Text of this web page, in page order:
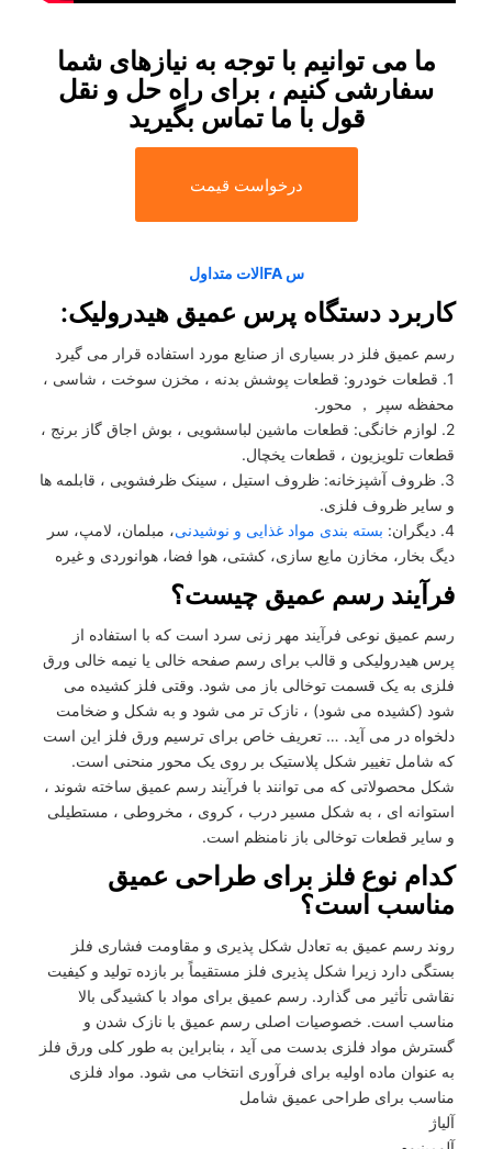
ما می توانیم با توجه به نیازهای شما
سفارشی کنیم ، برای راه حل و نقل
قول با ما تماس بگیرید
درخواست قیمت
س FAالات متداول
کاربرد دستگاه پرس عمیق هیدرولیک:
رسم عمیق فلز در بسیاری از صنایع مورد استفاده قرار می گیرد
1. قطعات خودرو: قطعات پوشش بدنه ، مخزن سوخت ، شاسی ،
محفظه سپر ， محور.
2. لوازم خانگی: قطعات ماشین لباسشویی ، بوش اجاق گاز برنج ،
قطعات تلویزیون ، قطعات یخچال.
3. ظروف آشپزخانه: ظروف استیل ، سینک ظرفشویی ، قابلمه ها
و سایر ظروف فلزی.
4. دیگران:
بسته بندی مواد غذایی و نوشیدنی، مبلمان، لامپ، سر
دیگ بخار، مخازن مایع سازی، کشتی، هوا فضا، هوانوردی و غیره
فرآیند رسم عمیق چیست؟
رسم عمیق نوعی فرآیند مهر زنی سرد است که با استفاده از
پرس هیدرولیکی و قالب برای رسم صفحه خالی یا نیمه خالی ورق
فلزی به یک قسمت توخالی باز می شود. وقتی فلز کشیده می
شود (کشیده می شود) ، نازک تر می شود و به شکل و ضخامت
دلخواه در می آید. … تعریف خاص برای ترسیم ورق فلز این است
که شامل تغییر شکل پلاستیک بر روی یک محور منحنی است.
شکل محصولاتی که می توانند با فرآیند رسم عمیق ساخته شوند ،
استوانه ای ، به شکل مسیر درب ، کروی ، مخروطی ، مستطیلی
و سایر قطعات توخالی باز نامنظم است.
کدام نوع فلز برای طراحی عمیق
مناسب است؟
روند رسم عمیق به تعادل شکل پذیری و مقاومت فشاری فلز
بستگی دارد زیرا شکل پذیری فلز مستقیماً بر بازده تولید و کیفیت
نقاشی تأثیر می گذارد. رسم عمیق برای مواد با کشیدگی بالا
مناسب است. خصوصیات اصلی رسم عمیق با نازک شدن و
گسترش مواد فلزی بدست می آید ، بنابراین به طور کلی ورق فلز
به عنوان ماده اولیه برای فرآوری انتخاب می شود. مواد فلزی
مناسب برای طراحی عمیق شامل
آلیاژ